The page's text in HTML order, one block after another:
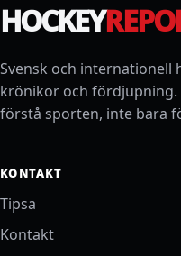
HOCKEY
Svensk och internationell
krönikor och fördjupning.
förstå sporten, inte bara
KONTAKT
Tipsa
Kontakt